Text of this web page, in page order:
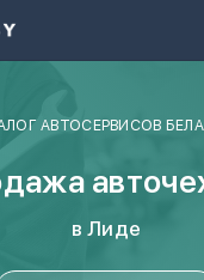
АВТОСЕРВИСОВ
в Лиде